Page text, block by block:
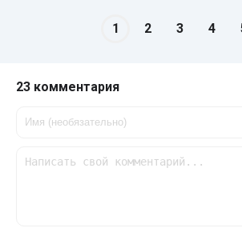
1 2 3 4
23 комментария